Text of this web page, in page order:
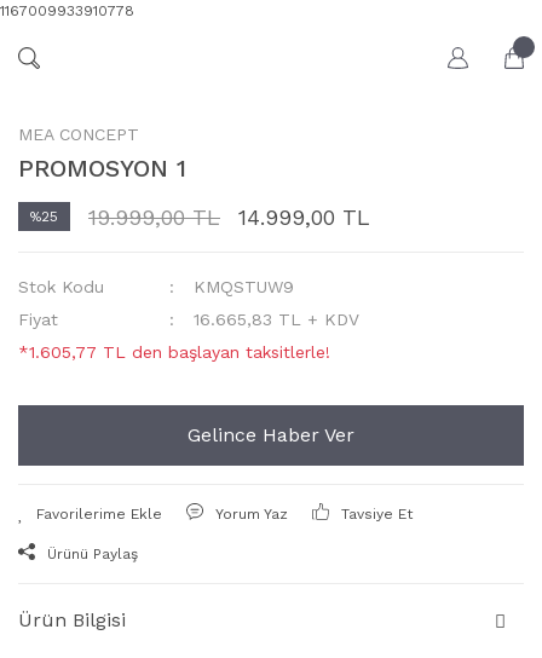
1167009933910778
MEA CONCEPT
PROMOSYON 1
%25 19.999,00 TL 14.999,00 TL
Stok Kodu
KMQSTUW9
Fiyat
16.665,83 TL + KDV
*1.605,77 TL den başlayan taksitlerle!
Gelince Haber Ver
Yorum Yaz Tavsiye Et
Ürünü Paylaş
Ürün Bilgisi